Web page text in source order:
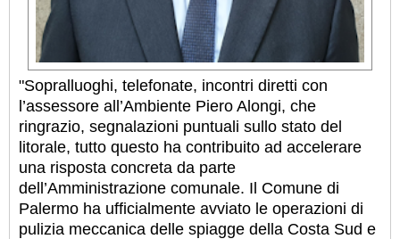
"Sopralluoghi, telefonate, incontri diretti con
l’assessore all’Ambiente Piero Alongi, che
ringrazio, segnalazioni puntuali sullo stato del
litorale, tutto questo ha contribuito ad accelerare
una risposta concreta da parte
dell’Amministrazione comunale. Il Comune di
Palermo ha ufficialmente avviato le operazioni di
pulizia meccanica delle spiagge della Costa Sud e